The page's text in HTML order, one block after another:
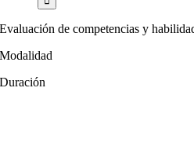
Evaluación de competencias y
Modalidad
Duración